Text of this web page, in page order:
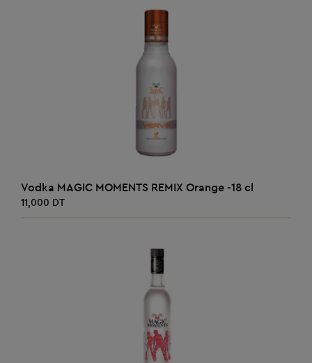
AJOUTER AU PANIER
Vodka MAGIC MOMENTS REMIX Orange -18 cl
11,000 DT